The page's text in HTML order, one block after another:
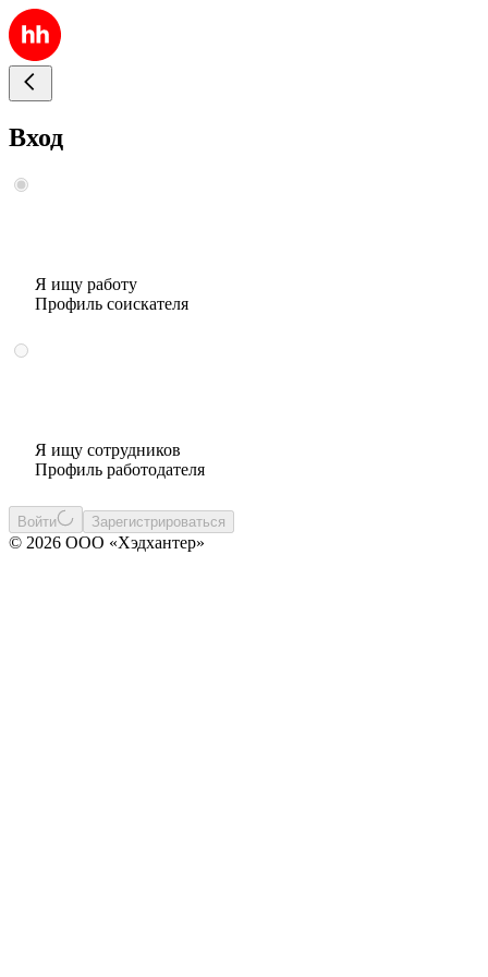
Вход
Я ищу работу
Профиль соискателя
Я ищу сотрудников
Профиль работодателя
Войти Зарегистрироваться
© 2026 ООО «Хэдхантер»